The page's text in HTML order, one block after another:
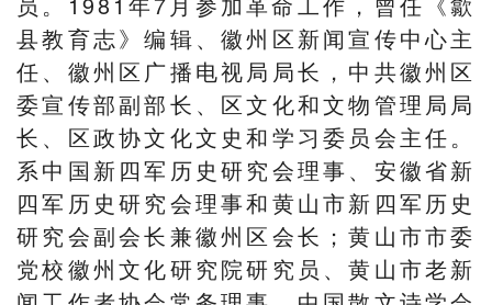
县教育志》编辑、徽州区新闻宣传中心主
任、徽州区广播电视局局长，中共徽州区
委宣传部副部长、区文化和文物管理局局
长、区政协文化文史和学习委员会主任。
系中国新四军历史研究会理事、安徽省新
四军历史研究会理事和黄山市新四军历史
研究会副会长兼徽州区会长；黄山市市委
党校徽州文化研究院研究员、黄山市老新